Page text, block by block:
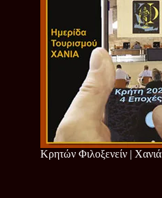
Κρητών Φιλοξενείν | Χανιά